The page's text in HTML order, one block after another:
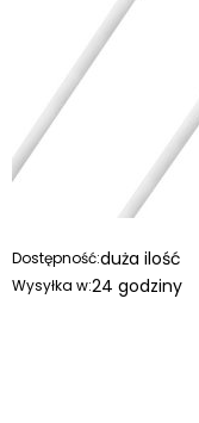
Dostępność:duża ilość
Wysyłka w:24 godziny